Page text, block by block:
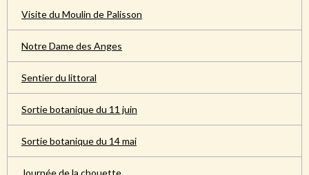
Visite du Moulin de Palisson
Notre Dame des Anges
Sentier du littoral
Sortie botanique du 11 juin
Sortie botanique du 14 mai